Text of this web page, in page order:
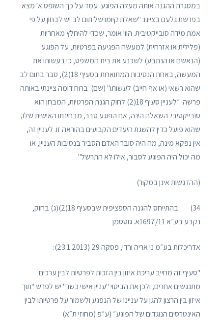
במסגרת ההגנה אותה מעלה הפוגע. עמד על כך השופט א' מצא
בפרשת גלעם בציינו: "שאלת קיומו של תום לב יש לבחון על פי
אמת מידה סובייקטיבית. הווי אומר, שכדי להיחלץ מאחריות
(פלילית או אזרחית) למעשה הפגיעה בפרטיות, על הפוגע
(הנאשם או הנתבע) לשכנע את בית המשפט, כי בעשותו את
המעשה, באחת הנסיבות המתוארות בסעיף 18(2), סבר בתום לב
שהוא רשאי (או אף חייב) לעשותו" (שם). ברוח דומה ציינתי באותה
פרשה: ״לעניין סעיף 18(2) לחוק הגנת הפרטיות, המבחן הוא
סובייקטיבי. השאלה הינה, אם הפוגע סבר, מבחינתו האישית שלו,
שהוא פועל כדין להשגת היעדים הקבועים בהוראה זו. לעניין זה,
אין נפקא מינה, מה היה סובר האדם הסביר בנסיבות העניין, או
מה יכול היה הפוגע לסבור, אילו לא התרשל"
(ההדגשות אינן במקור)
34) בהתייחס להגנה הספציפית שבסעיף 18(2)(ג) בחוק,
נקבע בע״א 1697/11א. גוטסמן
אדריכלות בע״מ ני אריה ורדי, פסקה 29 (23.1.2013):
"סעיף זה מחייב עריכת איזון בין הזכות לפרטיות לבין ערכים
מתנגשים אחרים, ולכן את הביטוי "עניין אישי כשר" יש לפרש "תוך
איזון בין הרצון להגן על עניינו של הנפגע ולשמור על פרטיותו לבין
האינטרסים הנוגדים של הפוגע״ (ע״פ (מחוזי ת״א)